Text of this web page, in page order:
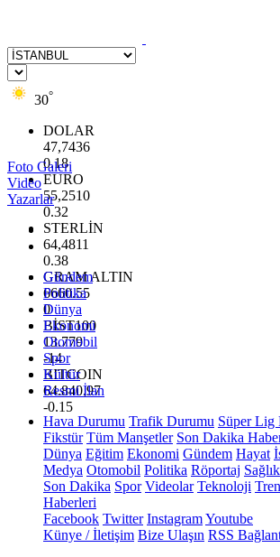
30°
DOLAR
47,7436
0.18
EURO
55,2510
0.32
STERLİN
64,4811
0.38
GRAM ALTIN
6660.55
0
BİST100
13.779
-14
BITCOIN
64.840,97
-0.15
Foto Galeri
Video
Yazarlar
Gündem
Politika
Dünya
Ekonomi
Otomobil
Spor
Kültür
Resmi İlan
Hava Durumu Trafik Durumu Süper Lig
Fikstür Tüm Manşetler Son Dakika
Dünya Eğitim Ekonomi Gündem Hayat
Medya Otomobil Politika Röportaj Sağlık
Son Dakika Spor Videolar Teknoloji
Haberleri
Facebook Twitter InstagramYoutube
Künye / İletişim Bize Ulaşın RSS